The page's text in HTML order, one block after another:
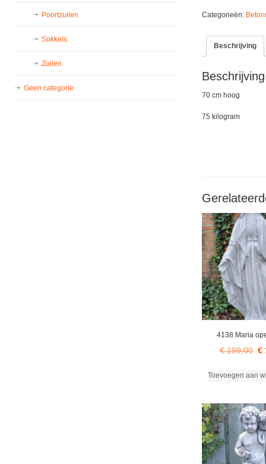
Categorieën:
Beschrijving
Beschrijving
70 cm hoog
75 kilogram
4138 Maria
€199,00 €
Toevoegen aan
Poortzuilen
Sokkels
Zuilen
Geen categorie